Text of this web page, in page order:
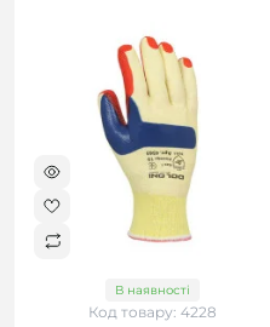
В наявності
Код товару: 4228